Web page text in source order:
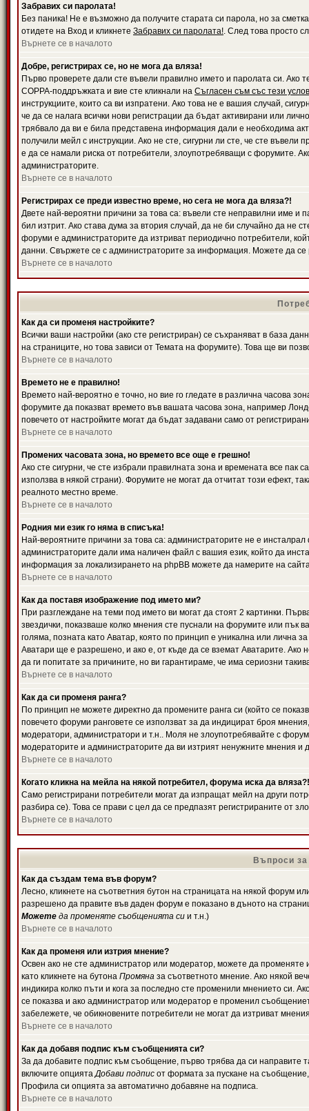
Забравих си паролата!
Без паника! Не е възможно да получите старата си парола, но за
отидете на Вход и кликнете Забравих си паролата!. След това просто
Върнете се в началото
Добре, регистрирах се, но не мога да вляза!
Първо проверете дали сте въвели правилно името и паролата си. Ако
COPPA-поддръжката и вие сте кликнали на Съгласен съм със тези
инструкциите, които са ви изпратени. Ако това не е вашия случай,
че да се налага всички нови регистрации да бъдат активирани или
трябвало да ви е била представена информация дали е необходима
получили мейл с инструкции. Ако не сте, сигурни ли сте, че сте
е да се намали риска от потребители, злоупотребяващи с форумите.
администраторите.
Върнете се в началото
Регистрирах се преди известно време, но сега не мога да вляза?!
Двете най-вероятни причини за това са: въвели сте неправилни име и
бил изтрит. Ако става дума за втория случай, да не би случайно да
форуми е администраторите да изтриват периодично потребители,
данни. Свържете се с администраторите за информация. Можете да се
Върнете се в началото
Как да си променя настройките?
Всички ваши настройки (ако сте регистриран) се съхраняват в база
на страниците, но това зависи от Темата на форумите). Това ще ви
Върнете се в началото
Времето не е правилно!
Времето най-вероятно е точно, но вие го гледате в различна часова
форумите да показват времето във вашата часова зона, например
повечето от настройките могат да бъдат задавани само от
Върнете се в началото
Промених часовата зона, но времето все още е грешно!
Ако сте сигурни, че сте избрали правилната зона и времената все
използва в някой страни). Форумите не могат да отчитат този ефект,
реалното местно време.
Върнете се в началото
Родния ми език го няма в списъка!
Най-вероятните причини за това са: администраторите не е
администраторите дали има наличен файл с вашия език, който да
информация за локализирането на phpBB можете да намерите на
Върнете се в началото
Как да поставя изображение под името ми?
При разглеждане на теми под името ви могат да стоят 2 картинки.
звездички, показваше колко мнения сте пуснали на форумите или пък
голяма, позната като Аватар, която по принцип е уникална или лична
Аватари ще е разрешено, и ако е, от къде да се вземат Аватарите.
да ги попитате за причините, но ви гарантираме, че има сериозни
Върнете се в началото
Как да си променя ранга?
По принцип не можете директно да промените ранга си (който се
повечето форуми ранговете се използват за да индицират броя
модератори, администратори и т.н.. Моля не злоупотребявайте с
модераторите и администраторите да ви изтрият ненужните мнения и
Върнете се в началото
Когато кликна на мейла на някой потребител, форума иска да вляза?!
Само регистрирани потребители могат да изпращат мейл на други
разбира се). Това се прави с цел да се предпазят регистрираните от
Върнете се в началото
Въпроси
Как да създам тема във форум?
Лесно, кликнете на съответния бутон на страницата на някой форум
разрешено да правите във даден форум е показано в дъното на
Можете да променяте съобщенията си и т.н.)
Върнете се в началото
Как да променя или изтрия мнение?
Освен ако не сте администратор или модератор, можете да
като кликнете на бутона Промяна за съответното мнение. Ако някой
индикира колко пъти и кога за последно сте променили мнението си.
се показва и ако администратор или модератор е променил
забележете, че обикновените потребители не могат да изтриват
Върнете се в началото
Как да добавя подпис към съобщенията си?
За да добавите подпис към съобщение, първо трябва да си
включите опциятаДобави подпис от формата за пускане на
Профила си опцията за автоматично добавяне на подписа.
Върнете се в началото